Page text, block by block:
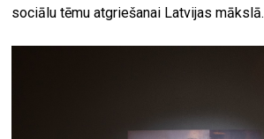
sociālu tēmu atgriešanai Latvijas mākslā.